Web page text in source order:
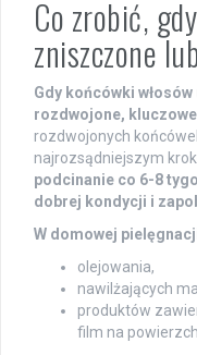
Co zrobić,
zniszczone
Gdy końcówki
rozdwojone,
rozdwojonych
najrozsądniejszym
podcinanie co 6-8
dobrej kondycji i
W domowej
olejowania,
nawilżających
produktów
film na